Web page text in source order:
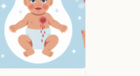
pour mieux vivre